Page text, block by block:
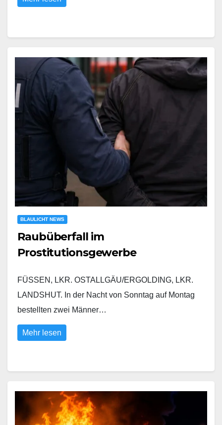
BLAULICHT NEWS
Raubüberfall im
Prostitutionsgewerbe
FÜSSEN, LKR. OSTALLGÄU/ERGOLDING, LKR.
LANDSHUT. In der Nacht von Sonntag auf Montag
bestellten zwei Männer…
Mehr lesen